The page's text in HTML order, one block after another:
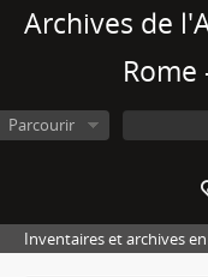
Archives de
Rome
Parcourir
Inventaires et archives